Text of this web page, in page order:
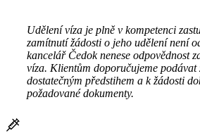
Udělení víza je plně v kompetenci
zamítnutí žádosti o jeho udělení není
kancelář Čedok nenese odpovědnost
víza. Klientům doporučujeme podávat
dostatečným předstihem a k žádosti
požadované dokumenty.